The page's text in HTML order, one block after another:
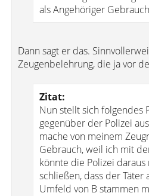
als Angehöriger
Dann sagt er das.
Zeugenbelehrung, die ja vor
Zitat:
Nun stellt sich folgendes
gegenüber der Polizei
mache von meinem
Gebrauch, weil ich mit
könnte die Polizei
schließen, dass der Täter
Umfeld von B stammen